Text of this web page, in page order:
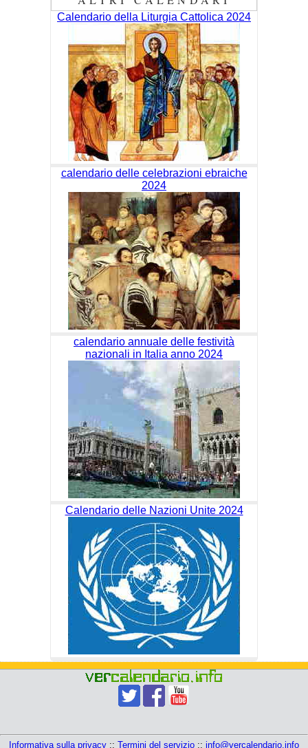
Calendario della Liturgia Cattolica 2024
calendario delle celebrazioni ebraiche
2024
calendario annuale delle festività
nazionali in Italia anno 2024
Calendario delle Nazioni Unite 2024
Informativa sulla privacy :: Termini del servizio :: info@vercalendario.info